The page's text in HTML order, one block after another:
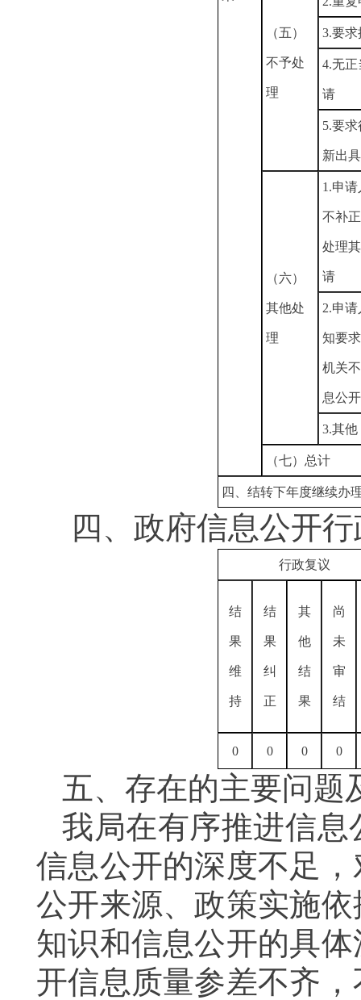
（五）
不予处
理
3.要
4.无
请
5.要
新出
（六）
其他处
理
1.申
不补
处理
请
2.申
知要
机关
息公
3.其他
（七）总计
四、结转下年度继续办
四、政府信息公开
行政复议
结
果
维
持
结
果
纠
正
其
他
结
果
尚
未
审
结
0 0 0 0
五、存在的主要问题
我局在有序推进信
信息公开的深度不足
公开来源、政策实施
知识和信息公开的具
开信息质量参差不齐